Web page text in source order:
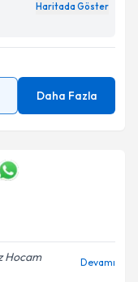
Haritada Göster
Daha Fazla
Hocam
Devamı